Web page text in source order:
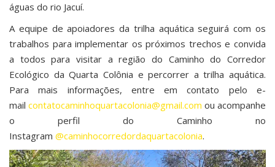
águas do rio Jacuí.
A equipe de apoiadores da trilha aquática seguirá com os
trabalhos para implementar os próximos trechos e convida
a todos para visitar a região do Caminho do Corredor
Ecológico da Quarta Colônia e percorrer a trilha aquática.
Para mais informações, entre em contato pelo e-
mail contatocaminhoquartacolonia@gmail.com ou acompanhe
o perfil do Caminho no
Instagram @caminhocorredordaquartacolonia.